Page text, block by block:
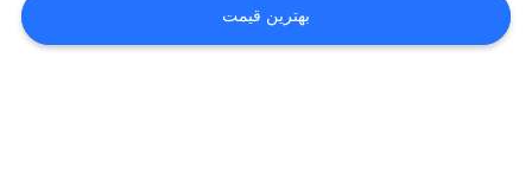
پرونده
بهترین قیمت